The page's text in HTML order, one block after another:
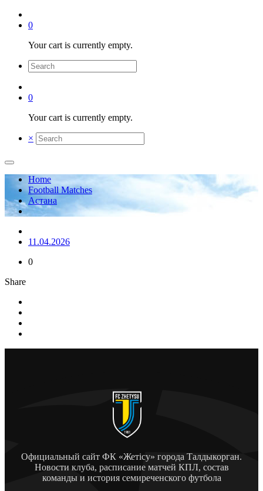
0
Your cart is currently empty.
0
Your cart is currently empty.
×
Home
Football Matches
Астана
11.04.2026
0
Share
Официальный сайт ФК «Жетісу» города Талдыкорган.
Новости клуба, расписание матчей КПЛ, состав
команды и история семиреченского футбола